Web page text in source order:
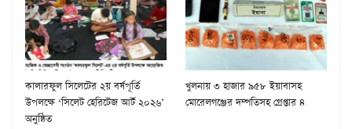
কালারফুল সিলেটের ২য় বর্ষপূর্তি
উপলক্ষে ‘সিলেট হেরিটেজ আর্ট ২০২৬’
অনুষ্ঠিত
খুলনায় ৩ হাজার ৯৫৮ ইয়াবাসহ
মোরেলগঞ্জের দম্পতিসহ গ্রেপ্তার ৪